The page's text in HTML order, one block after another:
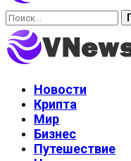
Найти:
Новости
Крипта
Мир
Бизнес
Путешествие